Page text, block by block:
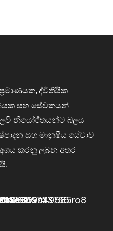
ද්විතියික
සහ සේවකයන්
නියෝජිතයන්ට බලය
සහ මානුෂීය සේවාව
කරනු ලබන අතර